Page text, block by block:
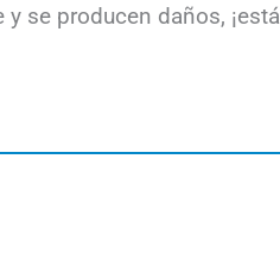
se producen daños, ¡está